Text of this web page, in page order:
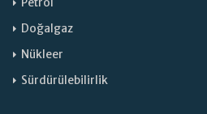
Doğalgaz
Nükleer
Sürdürülebilirlik